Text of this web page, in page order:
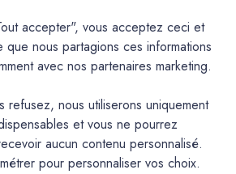
Mercadier
accepter", vous acceptez ceci et
nous partagions ces informations
avec nos partenaires marketing.
refusez, nous utiliserons uniquement
et vous ne pourrez
aucun contenu personnalisé.
pour personnaliser vos choix.